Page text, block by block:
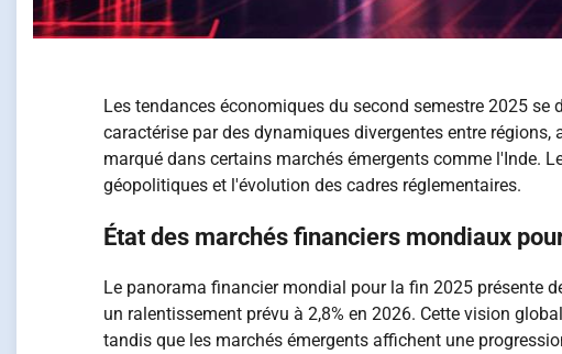
Les tendances économiques du second semestre 2025
caractérise par des dynamiques divergentes entre
marqué dans certains marchés émergents comme l'Inde.
géopolitiques et l'évolution des cadres réglementaires.
État des marchés financiers mondiaux
Le panorama financier mondial pour la fin 2025 présente
un ralentissement prévu à 2,8% en 2026. Cette vision
tandis que les marchés émergents affichent une